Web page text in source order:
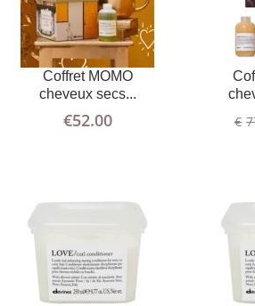
Coffret MOMO
cheveux secs...
€52.00 €
AJOUTER
AU PANIER
PLUS
D'INFOS
AJOUTER
AU PANIER
PLUS
D'INFOS